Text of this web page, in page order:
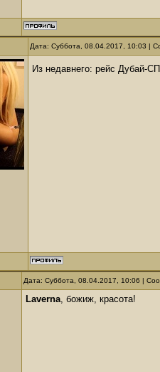
Дата: Суббота, 08.04.2017, 10:03 |
Из недавнего: рейс Дубай-
Дата: Суббота, 08.04.2017, 10:06 |
Laverna, божиж, красота!